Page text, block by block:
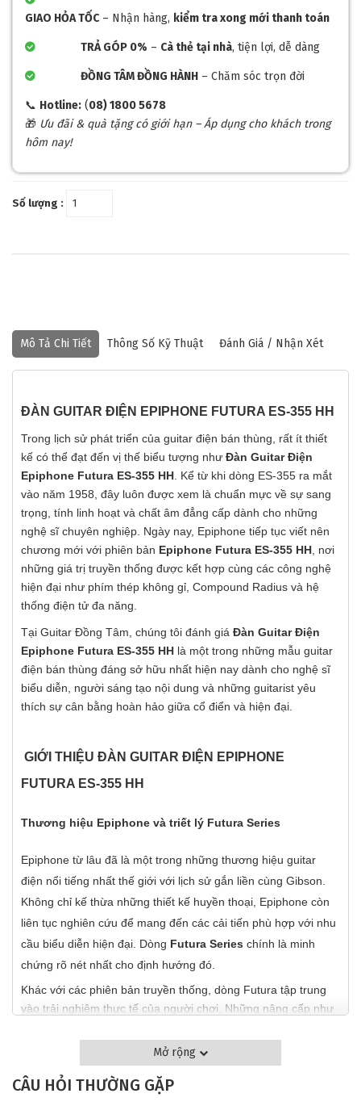
GIAO HỎA TỐC– Nhận hàng, kiểm tra xong mới thanh toán
TRẢ GÓP 0% – Cà thẻ tại nhà, tiện lợi, dễ dàng
ĐỒNG TÂM ĐỒNG HÀNH – Chăm sóc trọn đời
📞 Hotline: (08) 1800 5678
🎁 Ưu đãi & quà tặng có giới hạn – Áp dụng cho khách trong
hôm nay!
Số lượng :
Mô Tả Chi Tiết Thông Số Kỹ Thuật Đánh Giá / Nhận Xét
ĐÀN GUITAR ĐIỆN EPIPHONE FUTURA ES-355 HH
Trong lịch sử phát triển của guitar điện bán thùng, rất ít thiết
kế có thể đạt đến vị thế biểu tượng như Đàn Guitar Điện
Epiphone Futura ES-355 HH . Kể từ khi dòng ES-355 ra mắt
vào năm 1958, đây luôn được xem là chuẩn mực về sự sang
trọng, tính linh hoạt và chất âm đẳng cấp dành cho những
nghệ sĩ chuyên nghiệp. Ngày nay, Epiphone tiếp tục viết nên
chương mới với phiên bản Epiphone Futura ES-355 HH , nơi
những giá trị truyền thống được kết hợp cùng các công nghệ
hiện đại như phím thép không gỉ, Compound Radius và hệ
thống điện tử đa năng.
Tại Guitar Đồng Tâm, chúng tôi đánh giá Đàn Guitar Điện
Epiphone Futura ES-355 HH là một trong những mẫu guitar
điện bán thùng đáng sở hữu nhất hiện nay dành cho nghệ sĩ
biểu diễn, người sáng tạo nội dung và những guitarist yêu
thích sự cân bằng hoàn hảo giữa cổ điển và hiện đại.
GIỚI THIỆU ĐÀN GUITAR ĐIỆN EPIPHONE
FUTURA ES-355 HH
Thương hiệu Epiphone và triết lý Futura Series
Epiphone từ lâu đã là một trong những thương hiệu guitar
điện nổi tiếng nhất thế giới với lịch sử gắn liền cùng Gibson.
Không chỉ kế thừa những thiết kế huyền thoại, Epiphone còn
liên tục nghiên cứu để mang đến các cải tiến phù hợp với nhu
cầu biểu diễn hiện đại. Dòng Futura Series chính là minh
chứng rõ nét nhất cho định hướng đó.
Khác với các phiên bản truyền thống, dòng Futura tập trung
vào trải nghiệm thực tế của người chơi. Những nâng cấp như
khóa Locking Tuners giúp các nghệ sĩ có được cảm giác chơi
thoải mái hơn, ổn định hơn và chuyên nghiệp hơn trong mọi
điều kiện biểu diễn.
Mở rộng
CÂU HỎI THƯỜNG GẶP